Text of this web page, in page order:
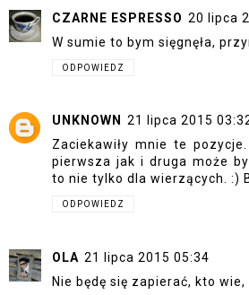
CZARNE ESPRESSO 20 lipca
W sumie to bym sięgnęła,
ODPOWIEDZ
UNKNOWN
21 lipca 2015
Zaciekawiły mnie te
pierwsza jak i druga może
to nie tylko dla wierzących. :)
ODPOWIEDZ
OLA 21 lipca 2015 05:34
Nie będę się zapierać, kto wie,